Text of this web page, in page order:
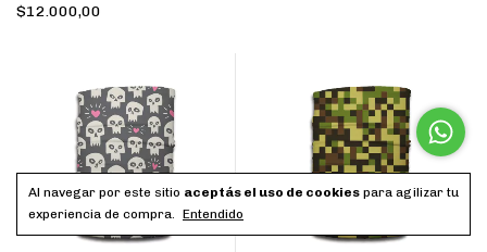
Al navegar por este sitio aceptás el uso de cookies para agilizar tu
experiencia de compra. Entendido
$12.000,00